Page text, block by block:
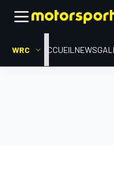
WRC ACCUEIL NEWS